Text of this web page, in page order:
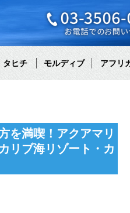
タヒチ モルディブ アフリ
を満喫！アクアマリ
リブ海リゾート・カ